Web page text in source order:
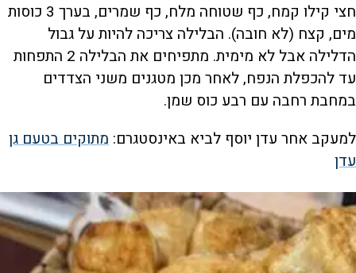
חצי קילו קמח, כף שטוחה מלח, כף שמרים, בערך 3 כוסות
מים, קצח (לא חובה). הבלילה צריכה להיות על גבול
הדלילה אבל לא מימית. מתפיחים את הבלילה 2 התפחות
עד להכפלת הנפח, לאחר מכן מטגנים משני הצדדים
במחבת רחבה עם רבע כוס שמן.
למעקב אחר עדן יוסף לביא באינסטגרם: מתוקים בטעם גן
עדן